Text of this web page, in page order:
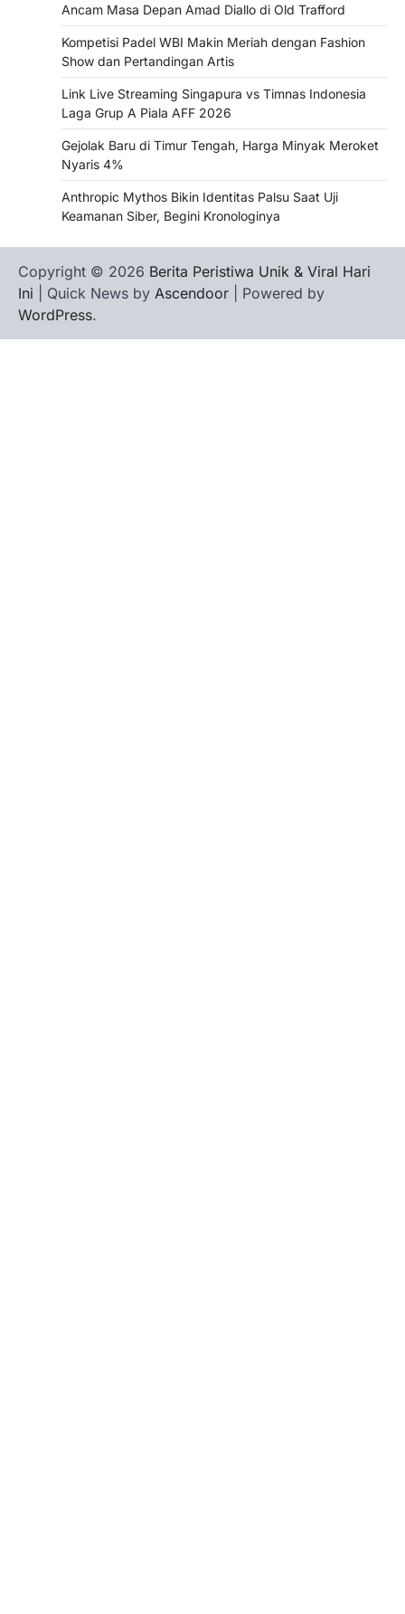
Ancam Masa Depan Amad Diallo di Old Trafford
Kompetisi Padel WBI Makin Meriah dengan Fashion
Show dan Pertandingan Artis
Link Live Streaming Singapura vs Timnas Indonesia
Laga Grup A Piala AFF 2026
Gejolak Baru di Timur Tengah, Harga Minyak Meroket
Nyaris 4%
Anthropic Mythos Bikin Identitas Palsu Saat Uji
Keamanan Siber, Begini Kronologinya
Copyright © 2026 Berita Peristiwa Unik & Viral Hari
Ini | Quick News by Ascendoor | Powered by
WordPress.